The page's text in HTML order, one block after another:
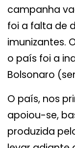
campanha
foi a falta de
imunizantes.
o país foi a
Bolsonaro
O país, nos
apoiou-se,
produzida